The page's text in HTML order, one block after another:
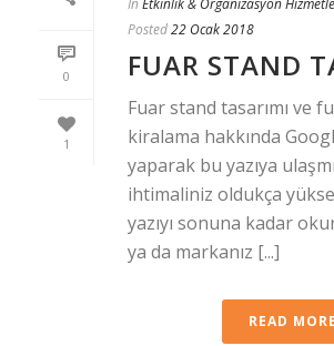
0
1
In Etkinlik & Organizasyon
Posted22 Ocak 2018
FUAR STAND
Fuar stand tasarımı ve
kiralama hakkında
yaparak bu yazıya
ihtimaliniz oldukça
yazıyı sonuna kadar
ya da markanız [...]
READ MORE